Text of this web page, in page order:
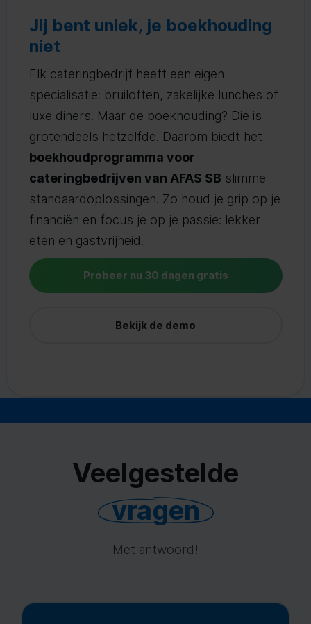
Jij bent uniek, je boekhouding
niet
Elk cateringbedrijf heeft een eigen
specialisatie: bruiloften, zakelijke lunches of
luxe diners. Maar de boekhouding? Die is
grotendeels hetzelfde. Daarom biedt het
boekhoudprogramma voor
cateringbedrijven van AFAS SB slimme
standaardoplossingen. Zo houd je grip op je
financiën en focus je op je passie: lekker
eten en gastvrijheid.
Probeer nu 30 dagen gratis
Bekijk de demo
Veelgestelde
vragen
Met antwoord!